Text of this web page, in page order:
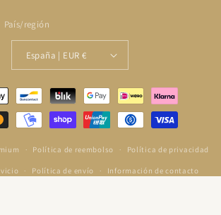
País/región
España | EUR €
Política de reembolso Política de privacidad
Política de envío Información de contacto